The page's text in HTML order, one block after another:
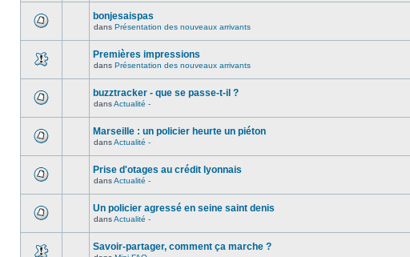
bonjesaispas
dans Présentation des nouveaux arrivants
Premières impressions
dans Présentation des nouveaux arrivants
buzztracker - que se passe-t-il ?
dansActualité -
Marseille : un policier heurte un piéton
dansActualité -
Prise d'otages au crédit lyonnais
dansActualité -
Un policier agressé en seine saint denis
dansActualité -
Savoir-partager, comment ça marche ?